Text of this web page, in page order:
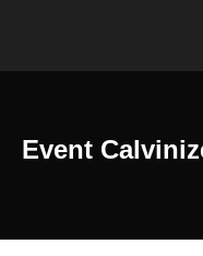
Event